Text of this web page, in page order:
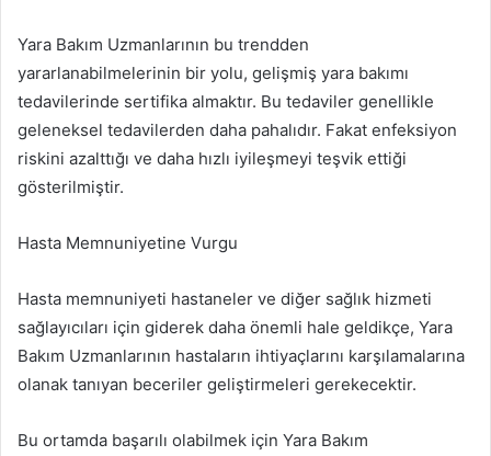
Yara Bakım Uzmanlarının bu trendden
yararlanabilmelerinin bir yolu, gelişmiş yara bakımı
tedavilerinde sertifika almaktır. Bu tedaviler genellikle
geleneksel tedavilerden daha pahalıdır. Fakat enfeksiyon
riskini azalttığı ve daha hızlı iyileşmeyi teşvik ettiği
gösterilmiştir.
Hasta Memnuniyetine Vurgu
Hasta memnuniyeti hastaneler ve diğer sağlık hizmeti
sağlayıcıları için giderek daha önemli hale geldikçe, Yara
Bakım Uzmanlarının hastaların ihtiyaçlarını karşılamalarına
olanak tanıyan beceriler geliştirmeleri gerekecektir.
Bu ortamda başarılı olabilmek için Yara Bakım